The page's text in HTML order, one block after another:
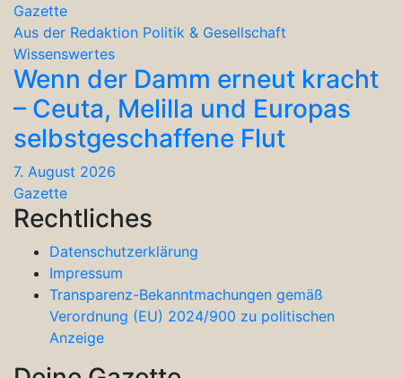
Gazette
Aus der Redaktion Politik & Gesellschaft
Wissenswertes
Wenn der Damm erneut kracht
– Ceuta, Melilla und Europas
selbstgeschaffene Flut
7. August 2026
Gazette
Rechtliches
Datenschutzerklärung
Impressum
Transparenz-Bekanntmachungen gemäß
Verordnung (EU) 2024/900 zu politischen
Anzeige